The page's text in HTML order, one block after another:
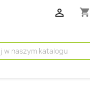
 shopping_cart